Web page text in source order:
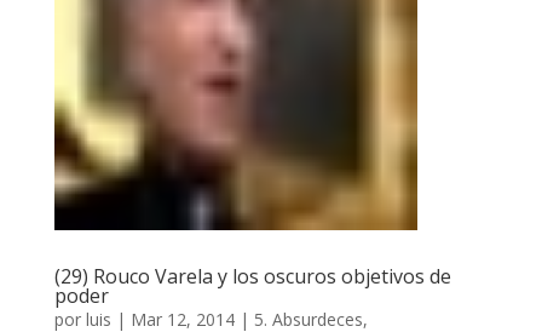
(29) Rouco Varela y los oscuros objetivos de
poder
por luis | Mar 12, 2014| 5. Absurdeces,